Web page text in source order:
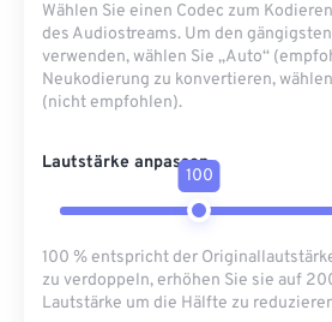
Wählen Sie einen Codec zum
des Audiostreams. Um den
verwenden, wählen Sie „Auto“
Neukodierung zu konvertieren,
(nicht empfohlen).
Lautstärke anpassen
100
100 % entspricht der
zu verdoppeln, erhöhen Sie sie auf
Lautstärke um die Hälfte zu